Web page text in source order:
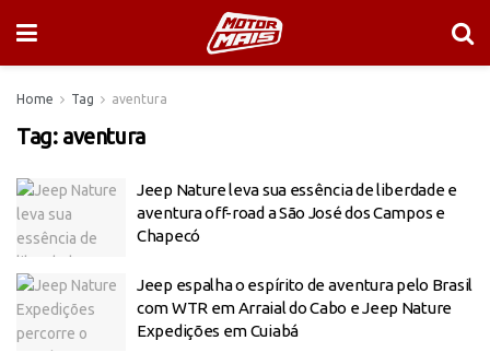
Home Tag aventura
Tag: aventura
Jeep Nature leva sua essência de liberdade e
aventura off-road a São José dos Campos e
Chapecó
Jeep espalha o espírito de aventura pelo Brasil
com WTR em Arraial do Cabo e Jeep Nature
Expedições em Cuiabá